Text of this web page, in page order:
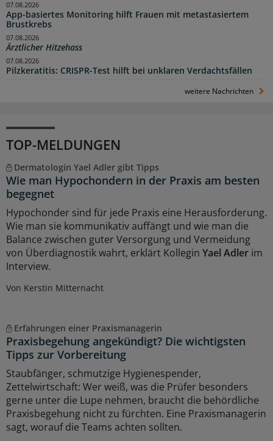
App-basiertes Monitoring hilft Frauen mit metastasiertem
Brustkrebs
07.08.2026
Ärztlicher Hitzehass
07.08.2026
Pilzkeratitis: CRISPR-Test hilft bei unklaren Verdachtsfällen
07.08.2026
weitere Nachrichten
TOP-MELDUNGEN
Dermatologin Yael Adler gibt Tipps
Wie man Hypochondern in der Praxis am besten
begegnet
Hypochonder sind für jede Praxis eine Herausforderung.
Wie man sie kommunikativ auffängt und wie man die
Balance zwischen guter Versorgung und Vermeidung
von Überdiagnostik wahrt, erklärt Kollegin Yael Adler im
Interview.
Von Kerstin Mitternacht
Erfahrungen einer Praxismanagerin
Praxisbegehung angekündigt? Die wichtigsten
Tipps zur Vorbereitung
Staubfänger, schmutzige Hygienespender,
Zettelwirtschaft: Wer weiß, was die Prüfer besonders
gerne unter die Lupe nehmen, braucht die behördliche
Praxisbegehung nicht zu fürchten. Eine Praxismanagerin
sagt, worauf die Teams achten sollten.